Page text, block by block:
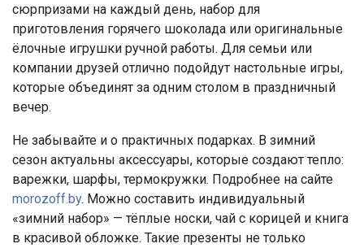
сюрпризами на каждый день, набор для
приготовления горячего шоколада или оригинальные
ёлочные игрушки ручной работы. Для семьи или
компании друзей отлично подойдут настольные игры,
которые объединят за одним столом в праздничный
вечер.
Не забывайте и о практичных подарках. В зимний
сезон актуальны аксессуары, которые создают тепло:
варежки, шарфы, термокружки. Подробнее на сайте
morozoff.by. Можно составить индивидуальный
«зимний набор» — тёплые носки, чай с корицей и книга
в красивой обложке. Такие презенты не только